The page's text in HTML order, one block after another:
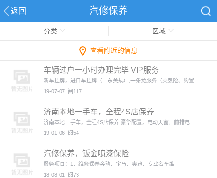
返回 汽修保养
分类 区域
查看附近的信息
车辆过户一小时办理完毕 VIP服务
新车挂牌，进口车挂牌（中东美规）,一条龙服务（交强险、购置
19-07-07 阅117
济南本地一手车，全程4S店保养
济南本地一手车，全程4S店保养.豪华配置，电动天窗，前排电
19-01-06 阅54
汽修保养，钣金喷漆保险
服务项目：1、维修保养​奔驰、宝马、奥迪、专业名车维
18-08-01
阅73